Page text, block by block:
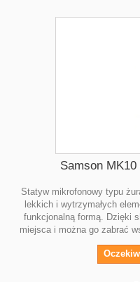
Samson
Statyw mikrofonowy typu
lekkich i wytrzymałych
funkcjonalną formą. Dzięki
miejsca i można go zabrać